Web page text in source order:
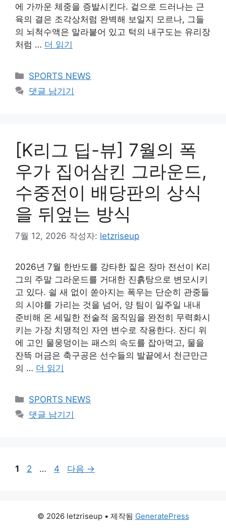
에 가까운 체중을 증발시킨다. 겉으로 드러나는 근
육의 결은 조각상처럼 완벽해 보일지 모르나, 그들
의 뇌척수액은 말라붙어 있고 턱의 내구도는 유리장
처럼 … 더 읽기
카
테
고
SPORTS NEWS
댓글 남기기
[K리그 딥-뷰] 7월의 폭
우가 집어삼킨 그라운드,
수중전이 배당판의 상식
을 뒤엎는 방식
7월 12, 2026 작성자: letzriseup
2026년 7월 한반도를 강타한 짙은 장마 전선이 K리
그의 주말 그라운드를 거대한 진흙탕으로 변모시키
고 있다. 쉴 새 없이 쏟아지는 폭우는 단순히 관중들
의 시야를 가리는 것을 넘어, 양 팀이 일주일 내내
준비해 온 세밀한 전술적 움직임을 완전히 무력화시
키는 가장 치명적인 자연 변수로 작용한다. 잔디 위
에 고인 물웅덩이는 패스의 속도를 잡아먹고, 물을
잔뜩 머금은 축구공은 선수들의 발끝에서 천근만근
의 … 더 읽기
카
테
SPORTS NEWS
댓글 남기기
페
1
페
2 …
페
4 다음 →
© 2026 letzriseup• 제작됨 GeneratePress